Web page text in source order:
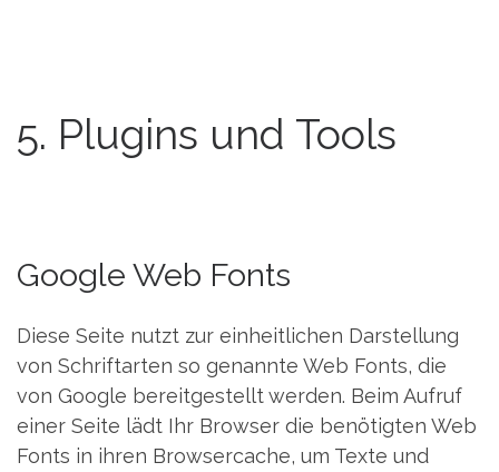
5. Plugins und Tools
Google Web Fonts
Diese Seite nutzt zur einheitlichen Darstellung
von Schriftarten so genannte Web Fonts, die
von Google bereitgestellt werden. Beim Aufruf
einer Seite lädt Ihr Browser die benötigten Web
Fonts in ihren Browsercache, um Texte und